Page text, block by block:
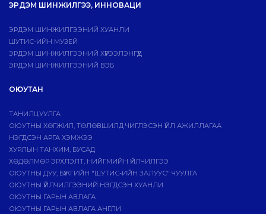
ЭРДЭМ ШИНЖИЛГЭЭ, ИННОВАЦИ
ЭРДЭМ ШИНЖИЛГЭЭНИЙ ХУАНЛИ
ШУТИС-ИЙН МУЗЕЙ
ЭРДЭМ ШИНЖИЛГЭЭНИЙ ХҮРЭЭЛЭНГҮҮД
ЭРДЭМ ШИНЖИЛГЭЭНИЙ ВЭБ
ОЮУТАН
ТАНИЛЦУУЛГА
ОЮУТНЫ ХӨГЖИЛ, ТӨЛӨВШИЛД ЧИГЛЭСЭН ҮЙЛ АЖИЛЛАГАА
НЭГДСЭН АРГА ХЭМЖЭЭ
ХУРЛЫН ТАНХИМ, БУСАД
ХӨДӨЛМӨР ЭРХЛЭЛТ, НИЙГМИЙН ҮЙЛЧИЛГЭЭ
ОЮУТНЫ ДУУ, БҮЖГИЙН "ШУТИС-ИЙН ЗАЛУУС" ЧУУЛГА
ОЮУТНЫ ҮЙЛЧИЛГЭЭНИЙ НЭГДСЭН ХУАНЛИ
ОЮУТНЫ ГАРЫН АВЛАГА
ОЮУТНЫ ГАРЫН АВЛАГА АНГЛИ